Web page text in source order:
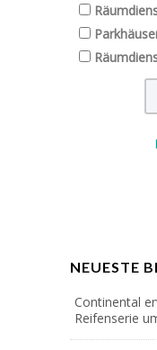
NEUESTE
Continental
Reifenserie